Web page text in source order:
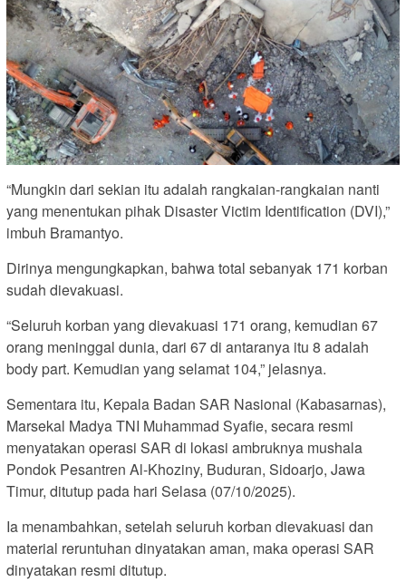
“Mungkin dari sekian itu adalah rangkaian-rangkaian nanti
yang menentukan pihak Disaster Victim Identification (DVI),”
imbuh Bramantyo.
Dirinya mengungkapkan, bahwa total sebanyak 171 korban
sudah dievakuasi.
“Seluruh korban yang dievakuasi 171 orang, kemudian 67
orang meninggal dunia, dari 67 di antaranya itu 8 adalah
body part. Kemudian yang selamat 104,” jelasnya.
Sementara itu, Kepala Badan SAR Nasional (Kabasarnas),
Marsekal Madya TNI Muhammad Syafie, secara resmi
menyatakan operasi SAR di lokasi ambruknya mushala
Pondok Pesantren Al-Khoziny, Buduran, Sidoarjo, Jawa
Timur, ditutup pada hari Selasa (07/10/2025).
Ia menambahkan, setelah seluruh korban dievakuasi dan
material reruntuhan dinyatakan aman, maka operasi SAR
dinyatakan resmi ditutup.